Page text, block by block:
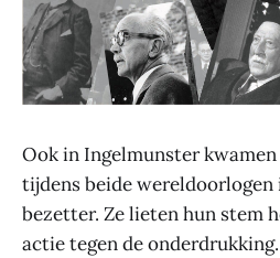
Ook in Ingelmunster
tijdens beide wereldoorlogen
bezetter. Ze lieten hun stem
actie tegen de